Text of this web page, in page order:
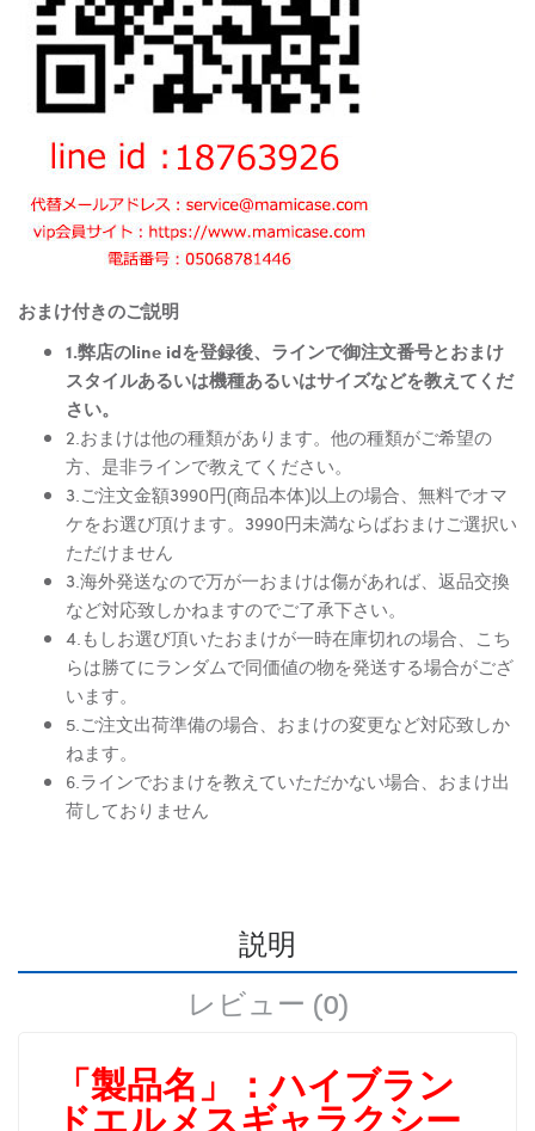
おまけ付きのご説明
1.弊店のline idを登録後、ラインで御注文番号とおまけ
スタイルあるいは機種あるいはサイズなどを教えてくだ
さい。
2.おまけは他の種類があります。他の種類がご希望の
方、是非ラインで教えてください。
3.ご注文金額3990円(商品本体)以上の場合、無料でオマ
ケをお選び頂けます。3990円未満ならばおまけご選択い
ただけません
3.海外発送なので万が一おまけは傷があれば、返品交換
など対応致しかねますのでご了承下さい。
4.もしお選び頂いたおまけが一時在庫切れの場合、こち
らは勝てにランダムで同価値の物を発送する場合がござ
います。
5.ご注文出荷準備の場合、おまけの変更など対応致しか
ねます。
6.ラインでおまけを教えていただかない場合、おまけ出
荷しておりません
説明
レビュー (0)
「製品名」：ハイブラン
ドエルメスギャラクシー